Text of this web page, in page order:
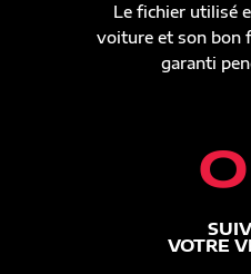
Le fichier utilisé
voiture et son bon
garanti
VOTRE